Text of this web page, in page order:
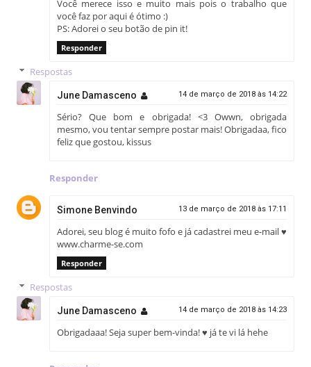
Você merece isso e muito mais pois o trabalho que
você faz por aqui é ótimo :)
PS: Adorei o seu botão de pin it!
Responder
Respostas
June Damasceno 14 de março de 2018 às 14:22
Sério? Que bom e obrigada! <3 Owwn, obrigada
mesmo, vou tentar sempre postar mais! Obrigadaa, fico
feliz que gostou, kissus
Responder
Simone Benvindo 13 de março de 2018 às 17:11
Adorei, seu blog é muito fofo e já cadastrei meu e-mail ♥
www.charme-se.com
Responder
Respostas
June Damasceno 14 de março de 2018 às 14:23
Obrigadaaa! Seja super bem-vinda! ♥ já te vi lá hehe